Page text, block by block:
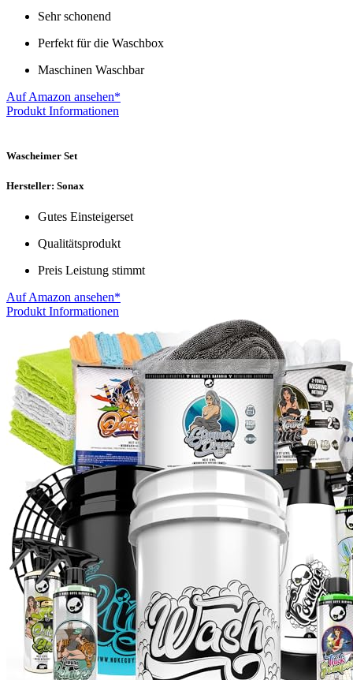
Sehr schonend
Perfekt für die Waschbox
Maschinen Waschbar
Auf Amazon ansehen*
Produkt Informationen
Wascheimer Set
Hersteller: Sonax
Gutes Einsteigerset
Qualitätsprodukt
Preis Leistung stimmt
Auf Amazon ansehen*
Produkt Informationen